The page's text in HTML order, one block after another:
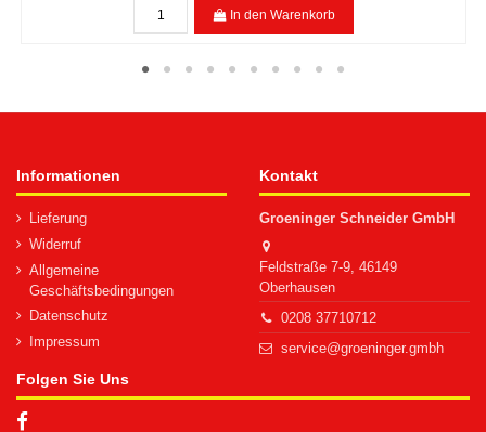
In den Warenkorb
Informationen
Lieferung
Widerruf
Allgemeine
Geschäftsbedingungen
Datenschutz
Impressum
Kontakt
Groeninger Schneider GmbH
Feldstraße 7-9, 46149
Oberhausen
0208 37710712
service@groeninger.gmbh
Folgen Sie Uns